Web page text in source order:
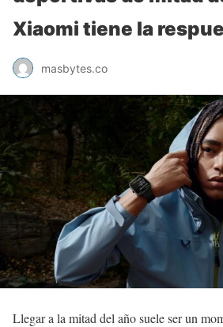
Xiaomi tiene la
masbytes.co
Llegar a la mitad del año suele ser un